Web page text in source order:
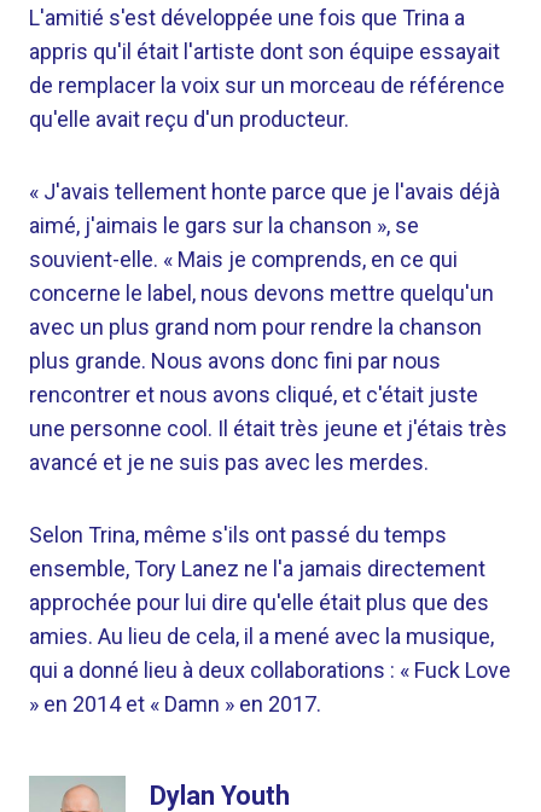
L'amitié s'est développée une fois que Trina a
appris qu'il était l'artiste dont son équipe essayait
de remplacer la voix sur un morceau de référence
qu'elle avait reçu d'un producteur.
« J'avais tellement honte parce que je l'avais déjà
aimé, j'aimais le gars sur la chanson », se
souvient-elle. « Mais je comprends, en ce qui
concerne le label, nous devons mettre quelqu'un
avec un plus grand nom pour rendre la chanson
plus grande. Nous avons donc fini par nous
rencontrer et nous avons cliqué, et c'était juste
une personne cool. Il était très jeune et j'étais très
avancé et je ne suis pas avec les merdes.
Selon Trina, même s'ils ont passé du temps
ensemble, Tory Lanez ne l'a jamais directement
approchée pour lui dire qu'elle était plus que des
amies. Au lieu de cela, il a mené avec la musique,
qui a donné lieu à deux collaborations : « Fuck Love
» en 2014 et « Damn » en 2017.
Dylan Youth